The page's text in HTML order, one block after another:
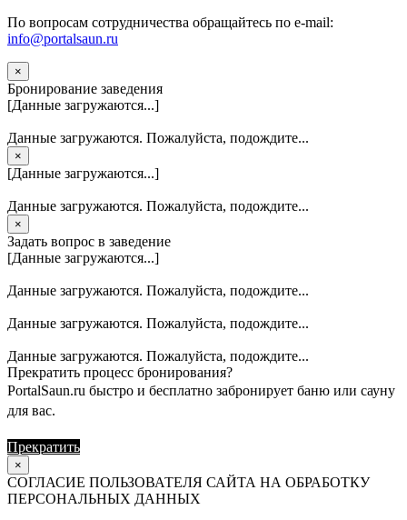
По вопросам сотрудничества обращайтесь по e-mail:
info@portalsaun.ru
×
Бронирование заведения
[Данные загружаются...]
Данные загружаются. Пожалуйста, подождите...
×
[Данные загружаются...]
Данные загружаются. Пожалуйста, подождите...
×
Задать вопрос в заведение
[Данные загружаются...]
Данные загружаются. Пожалуйста, подождите...
Данные загружаются. Пожалуйста, подождите...
Данные загружаются. Пожалуйста, подождите...
Прекратить процесс бронирования?
PortalSaun.ru быстро и бесплатно забронирует баню или сауну
для вас.
Прекратить
×
СОГЛАСИЕ ПОЛЬЗОВАТЕЛЯ САЙТА НА ОБРАБОТКУ
ПЕРСОНАЛЬНЫХ ДАННЫХ